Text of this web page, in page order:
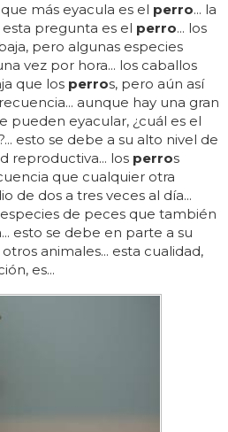
más eyacula es el perro... la
pregunta es el perro... los
pero algunas especies
vez por hora... los caballos
que los perros, pero aún así
aunque hay una gran
pueden eyacular, ¿cuál es el
esto se debe a su alto nivel de
reproductiva... los perros
que cualquier otra
de dos a tres veces al día...
de peces que también
esto se debe en parte a su
animales... esta cualidad,
es...